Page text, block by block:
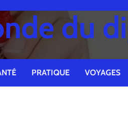
du
PRATIQUE VOYAGES